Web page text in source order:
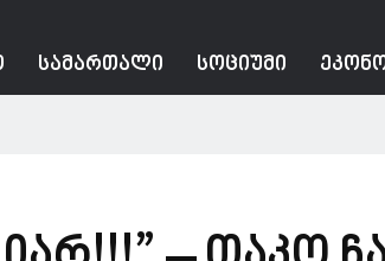
ᲡᲐᲛᲐᲠᲗᲐᲚᲘ ᲡᲝᲪᲘᲣᲛᲘ